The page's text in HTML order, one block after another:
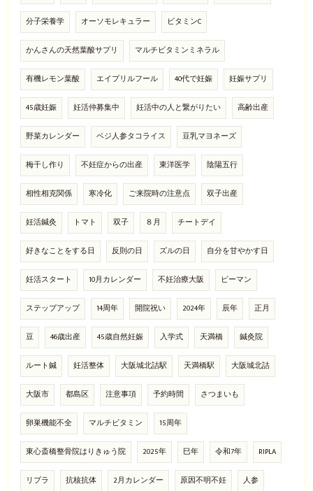
分子栄養学 オーソモレキュラー ビタミンC
かんさんの天然葉酸サプリ マルチビタミンミネラル
有機レモン葉酸 エイプリルフール 40代で妊娠 妊娠サプリ
45歳妊娠 妊活仲募集中 妊活中の人と繋がりたい 高齢出産
野菜カレンダー ベジ人参タコライス 豆乳マヨネーズ
梅干し作り 不妊症からの出産 東洋医学 陰陽五行
相性相克関係 寒冷化 ご来院時の注意点 双子出産
妊活鍼灸 トマト 双子 ８月 チートデイ
好きなことをする日 反則の日 ズルの日 自分を甘やかす日
妊活スタート 10月カレンダー 不妊治療大阪 ピーマン
ステップアップ 14周年 開院祝い 2024年 辰年 正月
豆 46歳出産 45歳自然妊娠 入学式 天満橋 鍼灸院
ルート鍼 妊活整体 大阪城北詰駅 天満橋駅 大阪城北詰
大阪市 都島区 注意事項 予約時間 さつまいも
卵巣機能不全 マルチビタミン 15周年
東心斎橋整骨院はりきゅう院 2025年 巳年 令和7年 RIPLA
リプラ 抗核抗体 2月カレンダー 原因不明不妊 人参